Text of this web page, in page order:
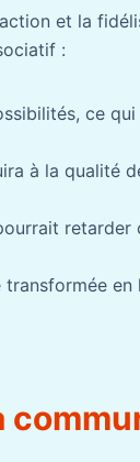
et la
:
ce qui
à la qualité
retarder
en